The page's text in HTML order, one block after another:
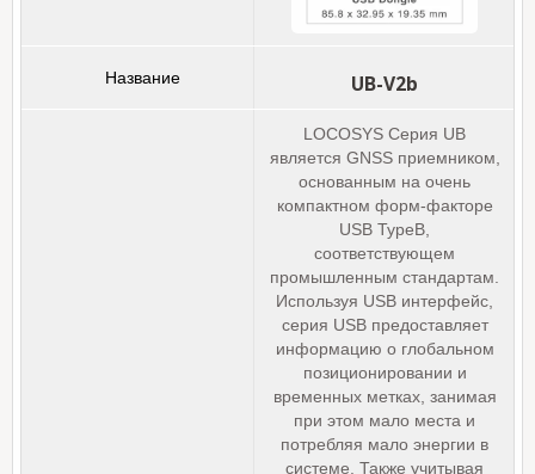
UB-V2b
LOCOSYS Серия UB
является GNSS приемником,
основанным на очень
компактном форм-факторе
USB TypeB,
соответствующем
промышленным стандартам.
Используя USB интерфейс,
серия USB предоставляет
информацию о глобальном
позиционировании и
временных метках, занимая
при этом мало места и
потребляя мало энергии в
системе. Также учитывая